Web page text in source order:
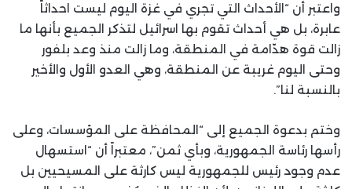
واعتبر أن “الأحداث التي تجري في غزة اليوم ليست احداثاً
عابرة، بل هي أحداث تقوم بها اسرائيل لتذكر الجميع بأنها ما
زالت قوة هدّامة في المنطقة، وما زالت منذ وعد بلفور
وحتى اليوم غريبة عن المنطقة، وهي العدو الأول والأخير
بالنسبة لنا”.
وختم بدعوة الجميع إلى “المحافظة على المؤسسات، وعلى
رأسها رئاسة الجمهورية، وبأي ثمن”، معتبراً أن “استسهال
عدم وجود رئيس للجمهورية ليس كارثة على المسيحيين بل